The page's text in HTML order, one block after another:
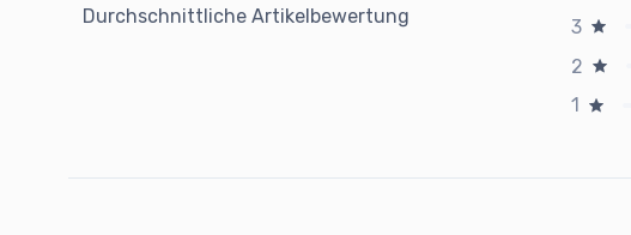
Durchschnittliche Artikelbewertung
3
2
1